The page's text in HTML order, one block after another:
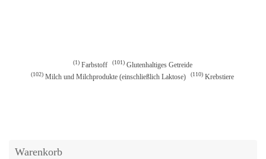
1 Farbstoff 101 Glutenhaltiges Getreide
102 Milch und Milchprodukte (einschließlich Laktose) 110 Krebstiere
Warenkorb